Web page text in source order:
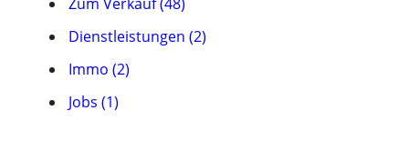
Dienstleistungen (2)
Immo (2)
Jobs (1)